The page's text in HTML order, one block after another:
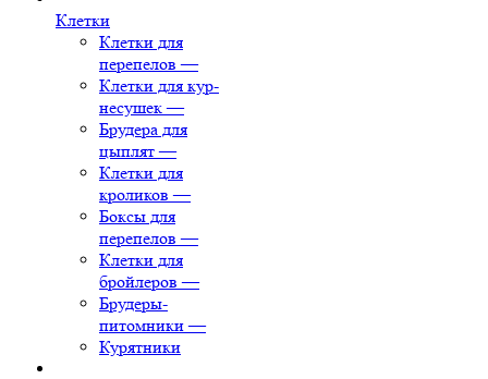
Клетки
Клетки для
перепелов —
Клетки для кур-
несушек —
Брудера для
цыплят —
Клетки для
кроликов —
Боксы для
перепелов —
Клетки для
бройлеров —
Брудеры-
питомники —
Курятники